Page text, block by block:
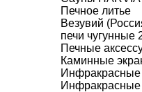
Печное литье
Везувий
печи чугунные
Печные
Каминные
Инфракрасные